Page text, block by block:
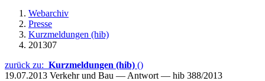
Webarchiv
Presse
Kurzmeldungen (hib)
201307
zurück zu: Kurzmeldungen (hib) ()
19.07.2013 Verkehr und Bau — Antwort — hib 388/2013